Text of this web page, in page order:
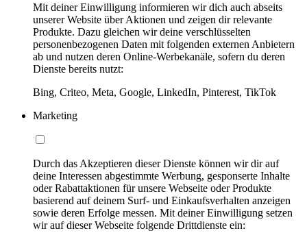
Mit deiner Einwilligung informieren wir dich auch abseits
unserer Website über Aktionen und zeigen dir relevante
Produkte. Dazu gleichen wir deine verschlüsselten
personenbezogenen Daten mit folgenden externen Anbietern
ab und nutzen deren Online-Werbekanäle, sofern du deren
Dienste bereits nutzt:
Bing, Criteo, Meta, Google, LinkedIn, Pinterest, TikTok
Marketing
Durch das Akzeptieren dieser Dienste können wir dir auf
deine Interessen abgestimmte Werbung, gesponserte Inhalte
oder Rabattaktionen für unsere Webseite oder Produkte
basierend auf deinem Surf- und Einkaufsverhalten anzeigen
sowie deren Erfolge messen. Mit deiner Einwilligung setzen
wir auf dieser Webseite folgende Drittdienste ein: